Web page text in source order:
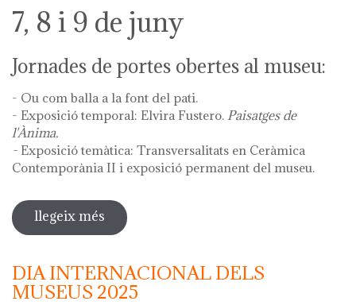
7, 8 i 9 de juny
Jornades de portes obertes al museu:
- Ou com balla a la font del pati.
- Exposició temporal: Elvira Fustero. Paisatges de
l'Ànima.
- Exposició temàtica: Transversalitats en Ceràmica
Contemporània II i exposició permanent del museu.
llegeix més sobre diada de la flor - l'ou com balla
a la font
DIA INTERNACIONAL DELS
MUSEUS 2025